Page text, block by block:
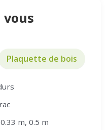
vous
Plaquette de bois
m, 0.5 m